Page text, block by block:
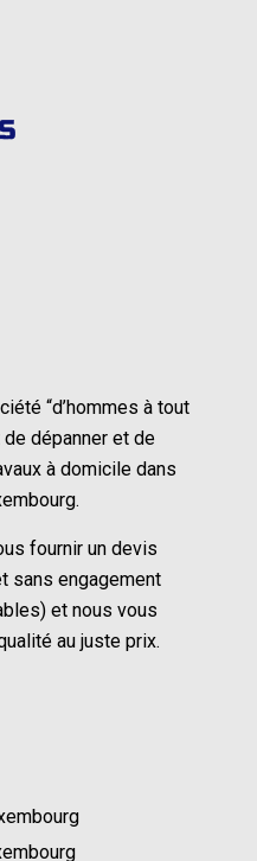
“d’hommes à tout
dépanner et de
à domicile dans
fournir un devis
sans engagement
et nous vous
au juste prix.